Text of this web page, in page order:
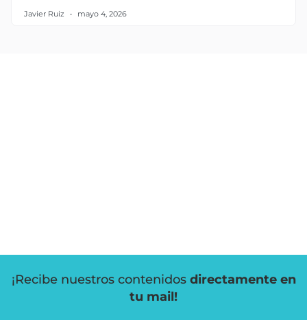
Javier Ruiz mayo 4, 2026
¡Recibe nuestros contenidos directamente en
tu mail!